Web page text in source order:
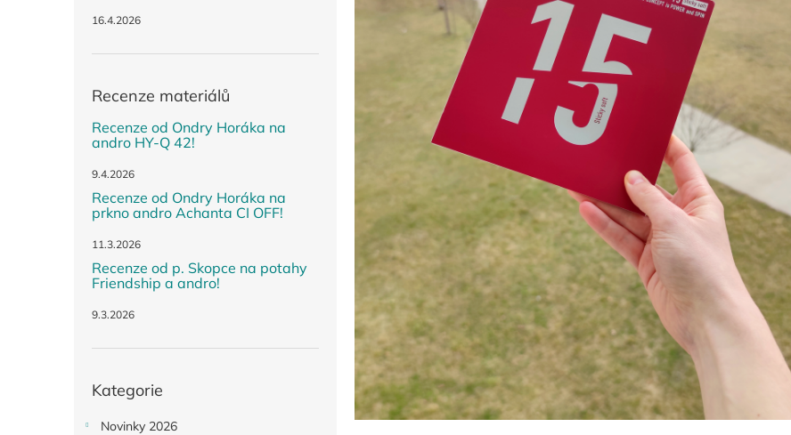
16.4.2026
Recenze materiálů
Recenze od Ondry Horáka na
andro HY-Q 42!
9.4.2026
Recenze od Ondry Horáka na
prkno andro Achanta CI OFF!
11.3.2026
Recenze od p. Skopce na potahy
Friendship a andro!
9.3.2026
kategorie
Kategorie
Novinky 2026